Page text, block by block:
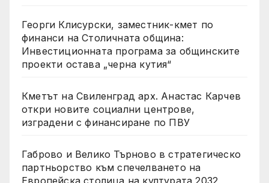
Георги Клисурски, заместник-кмет по
финанси на Столичната община:
Инвестиционната програма за общинските
проекти остава „черна кутия“
Кметът на Свиленград арх. Анастас Карчев
откри новите социални центрове,
изградени с финансиране по ПВУ
Габрово и Велико Търново в стратегическо
партньорство към спечелването на
Европейска столица на културата 2032